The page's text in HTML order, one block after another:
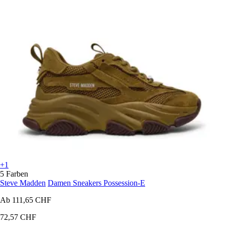
+1
5 Farben
Steve Madden Damen Sneakers Possession-E
Ab 111,65 CHF
72,57 CHF